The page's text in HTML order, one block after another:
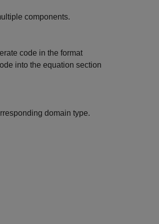
components.
code in the format
into the equation section
domain type.